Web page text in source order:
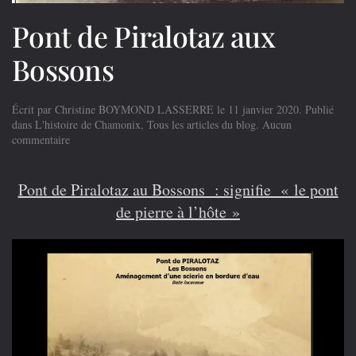
Pont de Piralotaz aux
Bossons
Écrit par Christine BOYMOND LASSERRE le 11 janvier 2020. Publié
dans L'histoire de Chamonix, Tous les articles du blog. Aucun
commentairesur
Piralotaz
aux
Pont de Piralotaz au Bossons : signifie « le pont
de pierre à l’hôte »